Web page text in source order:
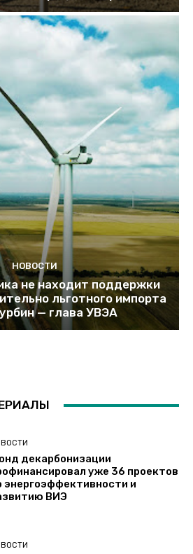
НОВОСТИ
не находит поддержки
льготного импорта
— глава УВЭА
декарбонизации
уже 36 проектов
энергоэффективности и
ВИЭ